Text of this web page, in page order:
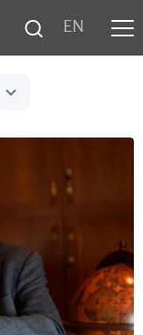
EN